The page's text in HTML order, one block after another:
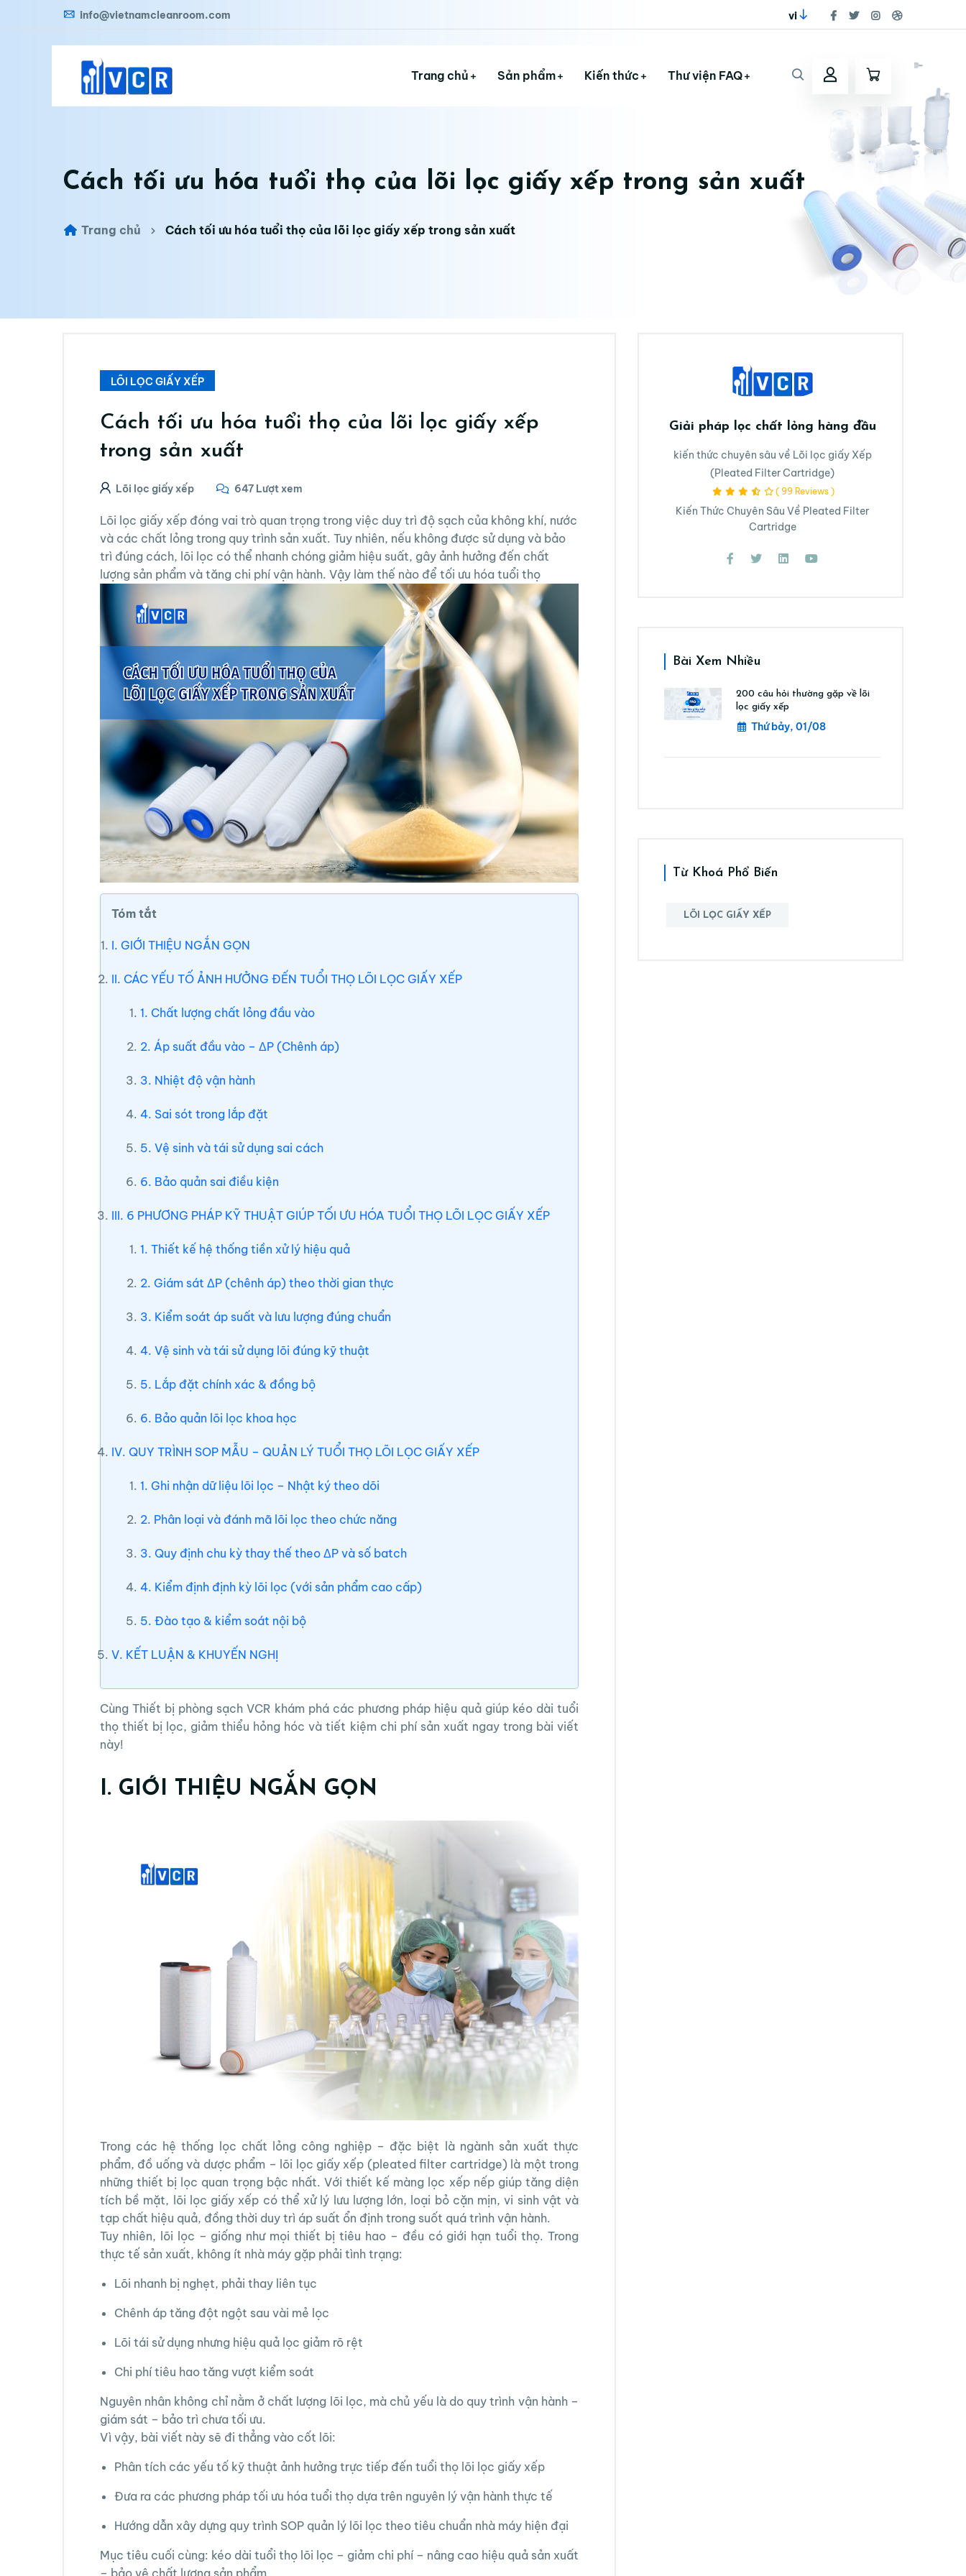
info@vietnamcleanroom.com vi
Trang chủ Sản phẩm Kiến thức Thư viện FAQ
Cách tối ưu hóa tuổi thọ của lõi lọc giấy xếp trong sản xuất
Trang chủ Cách tối ưu hóa tuổi thọ của lõi lọc giấy xếp trong sản xuất
LÕI LỌC GIẤY XẾP
Cách tối ưu hóa tuổi thọ của lõi lọc giấy xếp
trong sản xuất
Lõi lọc giấy xếp 647 Lượt xem
Lõi lọc giấy xếp đóng vai trò quan trọng trong việc duy trì độ sạch của không khí, nước
và các chất lỏng trong quy trình sản xuất. Tuy nhiên, nếu không được sử dụng và bảo
trì đúng cách, lõi lọc có thể nhanh chóng giảm hiệu suất, gây ảnh hưởng đến chất
lượng sản phẩm và tăng chi phí vận hành. Vậy làm thế nào để tối ưu hóa tuổi thọ
Tóm tắt
I. GIỚI THIỆU NGẮN GỌN
II. CÁC YẾU TỐ ẢNH HƯỞNG ĐẾN TUỔI THỌ LÕI LỌC GIẤY XẾP
1. Chất lượng chất lỏng đầu vào
2. Áp suất đầu vào – ΔP (Chênh áp)
3. Nhiệt độ vận hành
4. Sai sót trong lắp đặt
5. Vệ sinh và tái sử dụng sai cách
6. Bảo quản sai điều kiện
III. 6 PHƯƠNG PHÁP KỸ THUẬT GIÚP TỐI ƯU HÓA TUỔI THỌ LÕI LỌC GIẤY XẾP
1. Thiết kế hệ thống tiền xử lý hiệu quả
2. Giám sát ΔP (chênh áp) theo thời gian thực
3. Kiểm soát áp suất và lưu lượng đúng chuẩn
4. Vệ sinh và tái sử dụng lõi đúng kỹ thuật
5. Lắp đặt chính xác & đồng bộ
6. Bảo quản lõi lọc khoa học
IV. QUY TRÌNH SOP MẪU – QUẢN LÝ TUỔI THỌ LÕI LỌC GIẤY XẾP
1. Ghi nhận dữ liệu lõi lọc – Nhật ký theo dõi
2. Phân loại và đánh mã lõi lọc theo chức năng
3. Quy định chu kỳ thay thế theo ΔP và số batch
4. Kiểm định định kỳ lõi lọc (với sản phẩm cao cấp)
5. Đào tạo & kiểm soát nội bộ
V. KẾT LUẬN & KHUYẾN NGHỊ
Cùng Thiết bị phòng sạch VCR khám phá các phương pháp hiệu quả giúp kéo dài tuổi
thọ thiết bị lọc, giảm thiểu hỏng hóc và tiết kiệm chi phí sản xuất ngay trong bài viết
này!
I. GIỚI THIỆU NGẮN GỌN
Trong các hệ thống lọc chất lỏng công nghiệp – đặc biệt là ngành sản xuất thực
phẩm, đồ uống và dược phẩm – lõi lọc giấy xếp (pleated filter cartridge) là một trong
những thiết bị lọc quan trọng bậc nhất. Với thiết kế màng lọc xếp nếp giúp tăng diện
tích bề mặt, lõi lọc giấy xếp có thể xử lý lưu lượng lớn, loại bỏ cặn mịn, vi sinh vật và
tạp chất hiệu quả, đồng thời duy trì áp suất ổn định trong suốt quá trình vận hành.
Tuy nhiên, lõi lọc – giống như mọi thiết bị tiêu hao – đều có giới hạn tuổi thọ. Trong
thực tế sản xuất, không ít nhà máy gặp phải tình trạng:
Lõi nhanh bị nghẹt, phải thay liên tục
Chênh áp tăng đột ngột sau vài mẻ lọc
Lõi tái sử dụng nhưng hiệu quả lọc giảm rõ rệt
Chi phí tiêu hao tăng vượt kiểm soát
Nguyên nhân không chỉ nằm ở chất lượng lõi lọc, mà chủ yếu là do quy trình vận hành –
giám sát – bảo trì chưa tối ưu.
Vì vậy, bài viết này sẽ đi thẳng vào cốt lõi:
Phân tích các yếu tố kỹ thuật ảnh hưởng trực tiếp đến tuổi thọ lõi lọc giấy xếp
Đưa ra các phương pháp tối ưu hóa tuổi thọ dựa trên nguyên lý vận hành thực tế
Hướng dẫn xây dựng quy trình SOP quản lý lõi lọc theo tiêu chuẩn nhà máy hiện đại
Mục tiêu cuối cùng: kéo dài tuổi thọ lõi lọc – giảm chi phí – nâng cao hiệu quả sản xuất
– bảo vệ chất lượng sản phẩm.
Giải pháp lọc chất lỏng hàng đầu
kiến thức chuyên sâu về Lõi lọc giấy Xếp
(Pleated Filter Cartridge)
( 99 Reviews )
Kiến Thức Chuyên Sâu Về Pleated Filter
Cartridge
Bài Xem Nhiều
200 câu hỏi thường gặp về lõi
lọc giấy xếp
Thứ bảy, 01/08
Từ Khoá Phổ Biến
LÕI LỌC GIẤY XẾP